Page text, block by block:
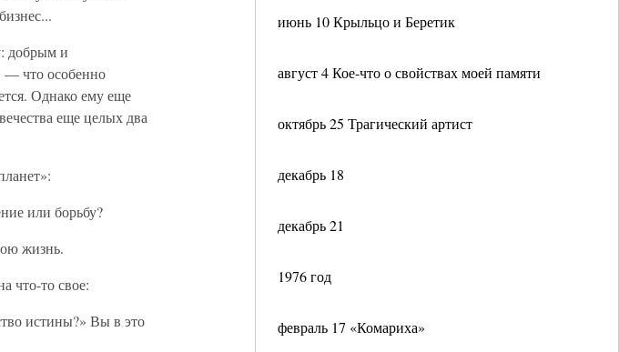
июнь 10 Крыльцо и Беретик
август 4 Кое-что о свойствах моей памяти
октябрь 25 Трагический артист
декабрь 18
декабрь 21
1976 год
февраль 17 «Комариха»
добрым и
— что особенно
Однако ему еще
еще целых два
или борьбу?
жизнь.
что-то свое:
истины?» Вы в это